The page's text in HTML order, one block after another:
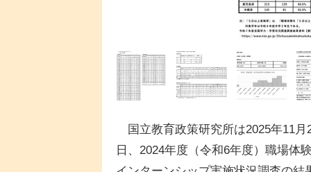
国立教育政策研究所は2025年11月
日、2024年度（令和6年度）職場体